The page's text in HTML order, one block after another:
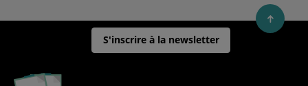
S'inscrire à la newsletter